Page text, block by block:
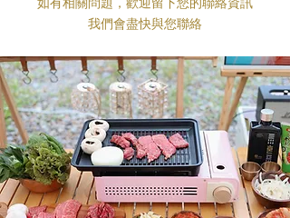
​我們會盡快與您聯絡